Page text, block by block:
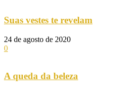
Suas vestes te revelam
24 de agosto de 2020
0
A queda da beleza